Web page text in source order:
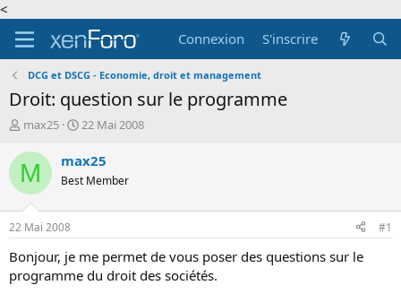
<
Connexion
S'inscrire
DCG et DSCG - Economie, droit et management
Droit: question sur le programme
A
t
e
r
d
e
l
d
max25
D
t
d
é
b
t
22 Mai 2008
M max25
Best Member
22 Mai 2008 #1
Bonjour, je me permet de vous poser des questions sur le
programme du droit des sociétés.